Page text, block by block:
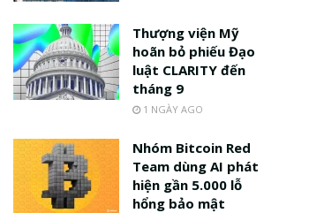
Thượng viện Mỹ
hoãn bỏ phiếu Đạo
luật CLARITY đến
tháng 9
1 NGÀY AGO
Nhóm Bitcoin Red
Team dùng AI phát
hiện gần 5.000 lỗ
hổng bảo mật